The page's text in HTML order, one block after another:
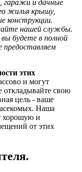
гаражи и дачные
жилья крышу,
конструкции.
нашей службы.
будете в полной
этих
и могут
откладывайте свою
цель - ваше
Наша
хорошую и
от этих